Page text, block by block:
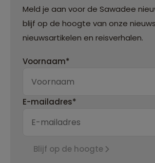
Meld je aan voor de Sawadee
blijf op de hoogte van onze
nieuwsartikelen en reisverhalen.
Voornaam*
E-mailadres*
Blijf op de hoogte